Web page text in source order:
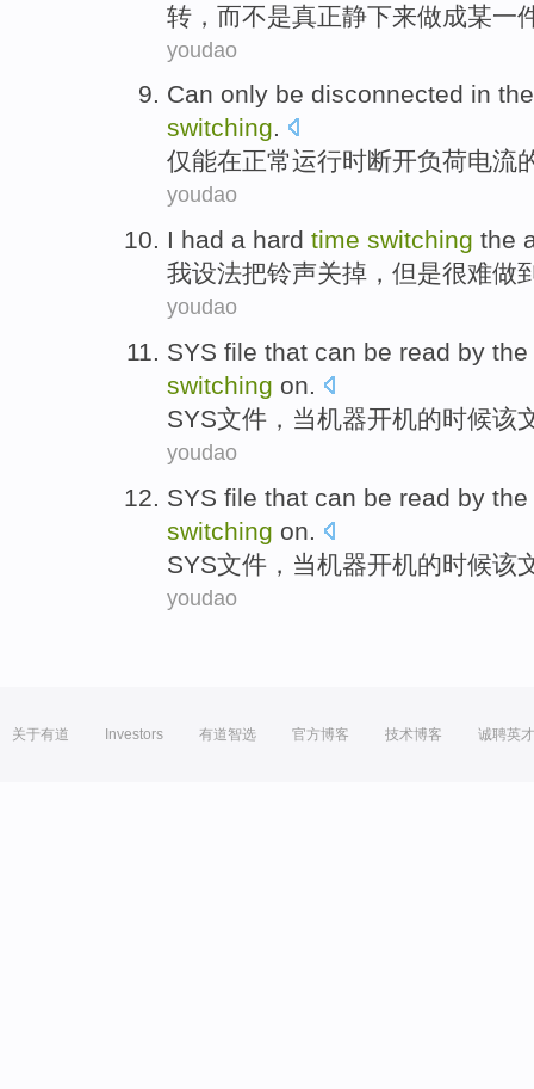
转 ， 而不是真正静下来做成某一
youdao
Can only be disconnected in
switching.
仅能在正常运行时断开负荷电流
youdao
I had a hard time switching the
我设法把铃声关掉 ，但是很难做
youdao
SYS file that can be read by the
switching on.
SYS文件 ，当机器开机的时候该
youdao
SYS file that can be read by the
switching on.
SYS文件 ，当机器开机的时候该
youdao
关于有道 Investors 有道智选 官方博客 技术博客 诚聘英才